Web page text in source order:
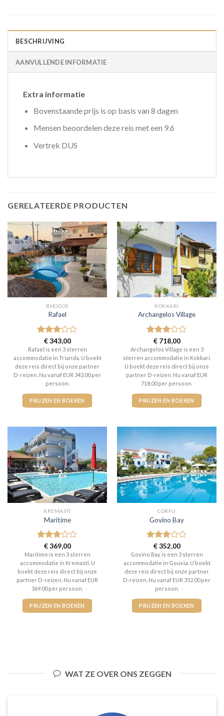
BESCHRIJVING
AANVULLENDE INFORMATIE
Extra informatie
Bovenstaande prijs is op basis van 8 dagen
Mensen beoordelen deze reis met een 9.6
Vertrek DUS
GERELATEERDE PRODUCTEN
RHODOS
Rafael
Gewaardeerd
3uit 5
€343,00
Rafael is een 3 sterren
accommodatie in Trianda. U boekt
deze reis direct bij onze partner
D-reizen. Nu vanaf EUR 343.00 per
persoon.
PRIJZEN EN BOEKEN
KOKKARI
Archangelos Village
Gewaardeerd
3uit 5
€718,00
Archangelos Village is een 3
sterren accommodatie in Kokkari.
U boekt deze reis direct bij onze
partner D-reizen. Nu vanaf EUR
718.00 per persoon.
PRIJZEN EN BOEKEN
KREMASTI
Maritime
Gewaardeerd
3uit 5
€369,00
Maritime is een 3 sterren
accommodatie in Kremasti. U
boekt deze reis direct bij onze
partner D-reizen. Nu vanaf EUR
369.00 per persoon.
PRIJZEN EN BOEKEN
CORFU
Govino Bay
Gewaardeerd
3 uit 5
€352,00
Govino Bay is een 3 sterren
accommodatie in Gouvia. U boekt
deze reis direct bij onze partner
D-reizen. Nu vanaf EUR 352.00 per
persoon.
PRIJZEN EN BOEKEN
WAT ZE OVER ONS ZEGGEN